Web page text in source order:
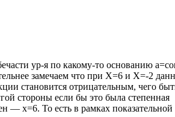
ур-я по какому-то основанию
замечаем что при Х=6 и Х=-2
становится отрицательным, чего
стороны если бы это была степенная
— х=6. То есть в рамках показательной